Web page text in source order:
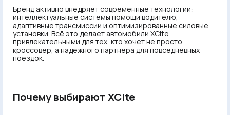
Бренд активно внедряет современные технологии:
интеллектуальные системы помощи водителю,
адаптивные трансмиссии и оптимизированные силовые
установки. Всё это делает автомобили XCite
привлекательными для тех, кто хочет не просто
кроссовер, а надежного партнера для повседневных
поездок.
Почему выбирают XCite